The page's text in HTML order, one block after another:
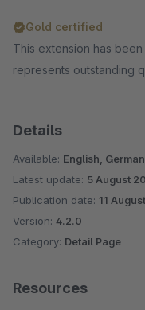
Gold certified
This extension has
represents outstanding
Details
Available: English, German
Latest update: 5 August
Publication date: 11
Version: 4.2.0
Category: Detail Page
Resources